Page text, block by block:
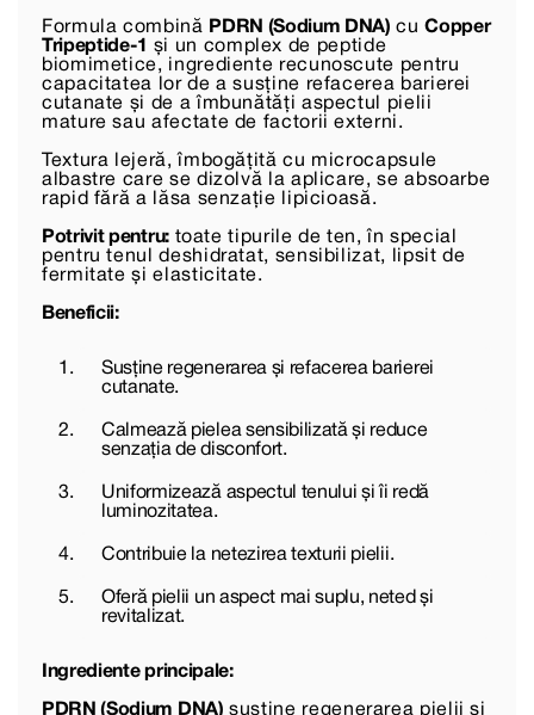
Formula combină PDRN (Sodium DNA) cuCopper
Tripeptide-1
și un complex de peptide
biomimetice, ingrediente recunoscute pentru
capacitatea lor de a susține refacerea barierei
cutanate și de a îmbunătăți aspectul pielii
mature sau afectate de factorii externi.
Textura lejeră, îmbogățită cu microcapsule
albastre care se dizolvă la aplicare, se absoarbe
rapid fără a lăsa senzație lipicioasă.
Potrivit pentru:toate tipurile de ten, în special
pentru tenul deshidratat, sensibilizat, lipsit de
fermitate și elasticitate.
Beneficii:
Susține regenerarea și refacerea barierei
cutanate.
Calmează pielea sensibilizată și reduce
senzația de disconfort.
Uniformizează aspectul tenului și îi redă
luminozitatea.
Contribuie la netezirea texturii pielii.
Oferă pielii un aspect mai suplu, neted și
revitalizat.
Ingrediente principale:
PDRN (Sodium DNA) susține regenerarea pielii și